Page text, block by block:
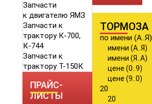
Запчасти
к двигателю ЯМЗ
Запчасти к
трактору К-700,
К-744
Запчасти к
трактору Т-150К
ПРАЙС-
ЛИСТЫ
ТОРМОЗА
по имени (А..Я)
имени (А..Я)
имени (Я..А)
цене (0..9)
цене (9..0)
20
20